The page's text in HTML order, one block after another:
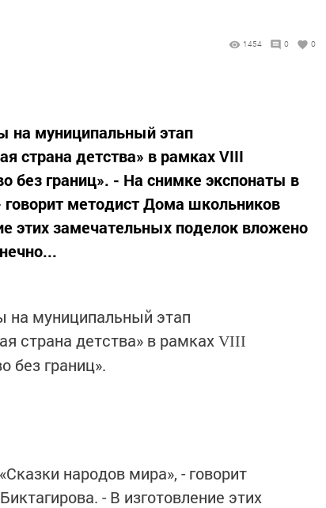
1454 0 0
на муниципальный этап
страна детства» в рамках VIII
без границ». - На снимке экспонаты в
методист Дома школьников
этих замечательных поделок вложено
на муниципальный этап
страна детства» в рамках VIII
без границ».
народов мира», - говорит
- В изготовление этих